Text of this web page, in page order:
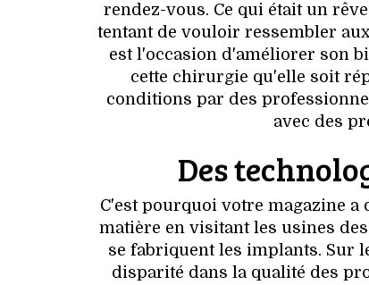
rendez-vous. Ce qui était un
tentant de vouloir ressembler
est l'occasion d'améliorer son
cette chirurgie qu'elle soit
conditions par des
avec des
Des
C'est pourquoi votre magazine
matière en visitant les usines des
se fabriquent les implants. Sur
disparité dans la qualité des